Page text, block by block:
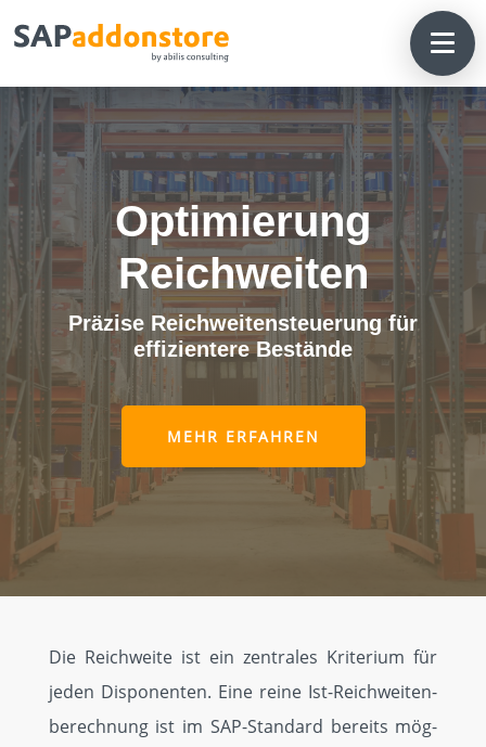
10
AddOns
Optimierung
Reichweiten
Präzise Reichweitensteuerung für
effizientere Bestände
MEHR ERFAHREN
Die Reichweite ist ein zentrales Kriterium für
jeden Disponenten. Eine reine Ist-Reichweiten­
berechnung ist im SAP-Standard bereits mög­